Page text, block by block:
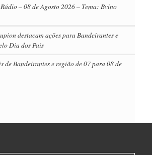
– 08 de Agosto 2026 – Tema: Bvino
destacam ações para Bandeirantes e
Dia dos Pais
de Bandeirantes e região de 07 para 08 de